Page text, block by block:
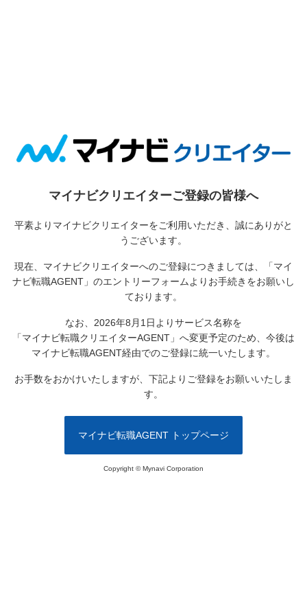
マイナビクリエイターご登録の皆様へ
平素よりマイナビクリエイターをご利用いただき、誠にありがと
うございます。
現在、マイナビクリエイターへのご登録につきましては、
「マイ
ナビ転職AGENT」のエントリーフォームよりお手続きをお願いし
ております。
なお、2026年8月1日よりサービス名称を
「マイナビ転職クリエイターAGENT」へ変更予定のため、 今後は
マイナビ転職AGENT経由でのご登録に統一いたします。
お手数をおかけいたしますが、下記よりご登録をお願いいたしま
す。
マイナビ転職AGENT トップページ
Copyright © Mynavi Corporation